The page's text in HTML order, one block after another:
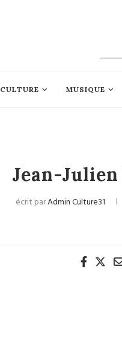
CULTURE MUSIQUE
Jean-
écrit parAdmin Culture31